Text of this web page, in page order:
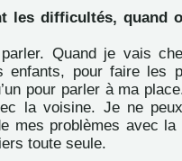
les difficultés, quand
Quand je vais
enfants, pour faire les
pour parler à ma
la voisine. Je ne
mes problèmes avec la
toute seule.